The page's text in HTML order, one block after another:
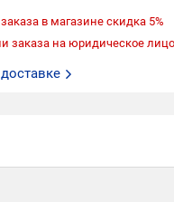
в магазине скидка 5%
заказа на юридическое лицо